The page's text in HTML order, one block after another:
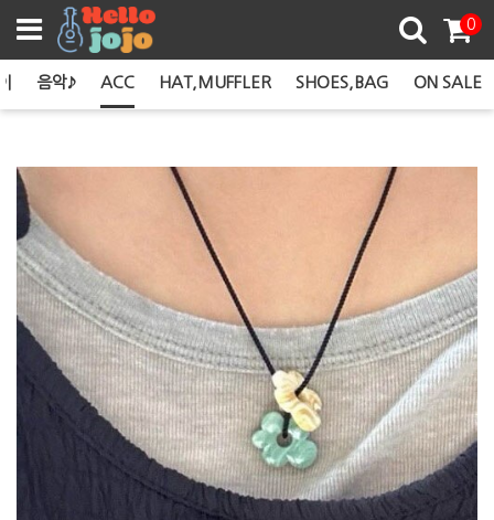
0
음악♪ ACC HAT,MUFFLER SHOES,BAG ON SALE